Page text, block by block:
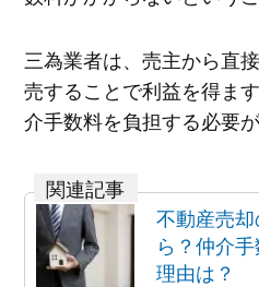
三為業者は、売主から直
売することで利益を得ま
介手数料を負担する必要が
不動産売
ら？仲介
理由は？